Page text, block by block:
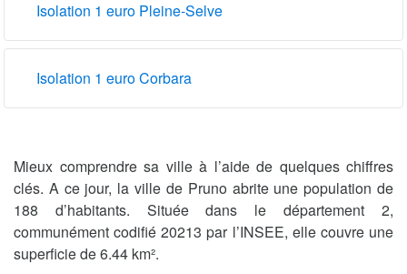
Isolation 1 euro Pleine-Selve
Isolation 1 euro Corbara
Mieux comprendre sa ville à l’aide de quelques chiffres
clés. A ce jour, la ville de Pruno abrite une population de
188 d’habitants. Située dans le département 2,
communément codifié 20213 par l’INSEE, elle couvre une
superficie de 6.44 km².